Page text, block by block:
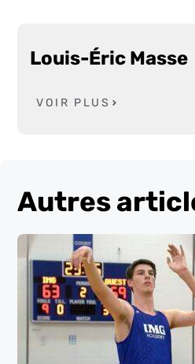
Louis-Éric Masse
VOIR PLUS
Autres